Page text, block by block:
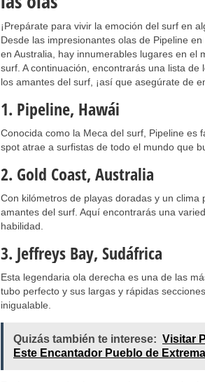
¡Prepárate para vivir la emoción del surf en
Desde las impresionantes olas de Pipeline
en Australia, hay innumerables lugares en el
surf. A continuación, encontrarás una lista
los amantes del surf, ¡así que asegúrate de
1. Pipeline, Hawái
Conocida como la Meca del surf, Pipeline es
spot atrae a surfistas de todo el mundo que
2. Gold Coast, Australia
Con kilómetros de playas doradas y un
amantes del surf. Aquí encontrarás una
habilidad.
3. Jeffreys Bay, Sudáfrica
Esta legendaria ola derecha es una de las
tubo perfecto y sus largas y rápidas
inigualable.
Quizás también te interese: Visitar
Este Encantador Pueblo de